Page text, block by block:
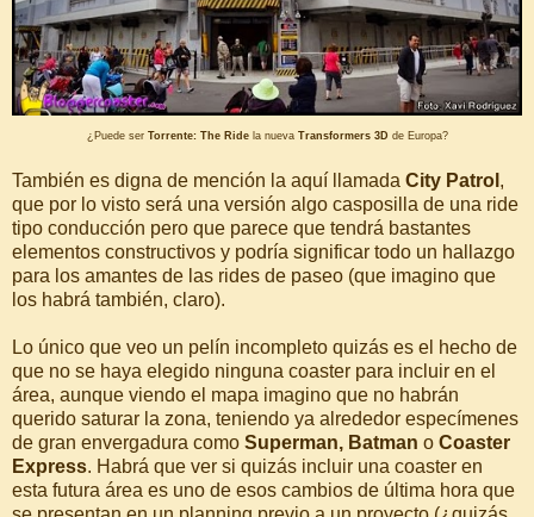
¿Puede ser Torrente: The Ridela nueva Transformers 3D de Europa?
También es digna de mención la aquí llamada City Patrol ,
que por lo visto será una versión algo casposilla de una ride
tipo conducción pero que parece que tendrá bastantes
elementos constructivos y podría significar todo un hallazgo
para los amantes de las rides de paseo (que imagino que
los habrá también, claro).
Lo único que veo un pelín incompleto quizás es el hecho de
que no se haya elegido ninguna coaster para incluir en el
área, aunque viendo el mapa imagino que no habrán
querido saturar la zona, teniendo ya alrededor especímenes
de gran envergadura como Superman, Batman o Coaster
Express. Habrá que ver si quizás incluir una coaster en
esta futura área es uno de esos cambios de última hora que